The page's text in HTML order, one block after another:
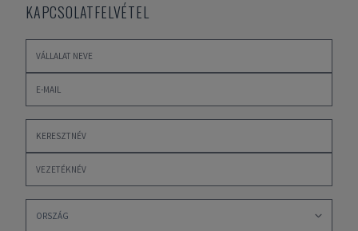
KAPCSOLATFELVÉTEL